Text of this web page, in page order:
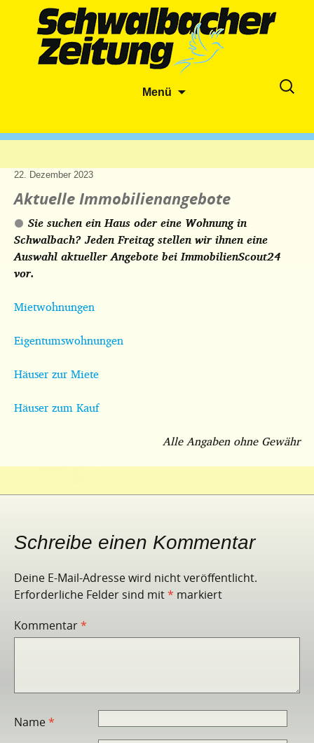
Menü
Suche
22. Dezember 2023
Aktuelle Immobilienangebote
Sie suchen ein Haus oder eine Wohnung in
Schwalbach? Jeden Freitag stellen wir ihnen eine
Auswahl aktueller Angebote bei ImmobilienScout24
vor.
Mietwohnungen
Eigentumswohnungen
Häuser zur Miete
Häuser zum Kauf
Alle Angaben ohne Gewähr
Schreibe einen Kommentar
Deine E-Mail-Adresse wird nicht veröffentlicht.
Erforderliche Felder sind mit* markiert
Kommentar*
Name*